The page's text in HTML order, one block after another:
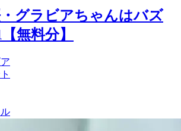
グラビアちゃんはバズ
無料分】